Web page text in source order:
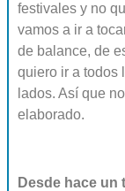
festivales y no
vamos a ir a
de balance, de
quiero ir a todos
lados. Así que
elaborado.
Desde hace un